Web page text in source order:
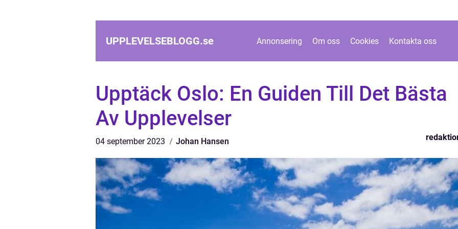
UPPLEVELSEBLOGG.se Annonsering Om oss Cookies Kontakta oss
Upptäck Oslo: En Guiden Till Det Bästa
Av Upplevelser
04 september 2023 Johan Hansen